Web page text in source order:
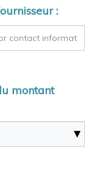
:
montant